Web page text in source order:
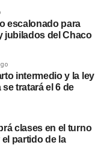
escalonado para
jubilados del Chaco
intermedio y la ley
tratará el 6 de
clases en el turno
partido de la